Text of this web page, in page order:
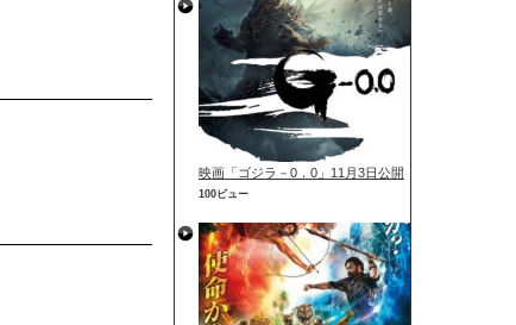
映画「ゴジラ－0．0」11月3日公開
100ビュー